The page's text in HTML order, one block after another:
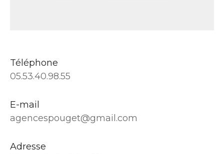
Téléphone
05.53.40.98.55
E-mail
agencespouget@gmail.com
Adresse